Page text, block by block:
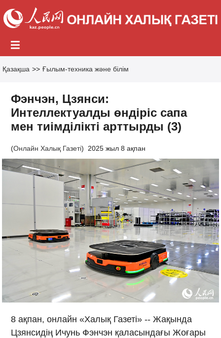
Қазақша >> Ғылым-техника және білім
Фэнчэн, Цзянси:
Интеллектуалды өндіріс сапа
мен тиімділікті арттырды (3)
(Онлайн Халық Газеті) 2025 жыл 8 ақпан
8 ақпан, онлайн «Халық Газеті» -- Жақында
Цзянсидің Ичунь Фэнчэн қаласындағы Жоғары